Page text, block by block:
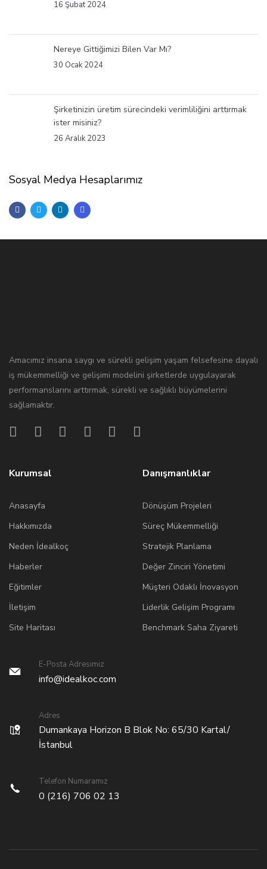
16 Şubat 2024
Nereye Gittiğimizi Bilen Var Mı?
30 Ocak 2024
Şirketinizin üretim sürecindeki verimliliğini arttırmak
ister misiniz?
26 Aralık 2023
Sosyal Medya Hesaplarımız
Amacımız insana saygı ve sürekli gelişim yaşam felsefesine dayalı
iş mükemmelliği ve gelişimi modelini şirketlerde uygulayarak
performanslarını arttırmak, sürekli ve sağlıklı büyümelerini
sağlamaktır.
Kurumsal
Anasayfa
Hakkımızda
Neden İdealkoç
Haberler
Eğitimler
İletişim
Site Haritası
Danışmanlıklar
Dönüşüm Projeleri
Süreç Mükemmelliği
Stratejik Planlama
Değer Zinciri Yönetimi
Müşteri Odaklı İnovasyon
Liderlik Gelişim Programı
Benchmark Saha Ziyareti
E-Posta Adresimiz
info@idealkoc.com
Adres
Dumankaya Horizon B Blok No: 65/30 Kartal/
İstanbul
Telefon Numaramız
0 (216) 706 02 13